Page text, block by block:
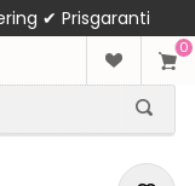
✔ Prisgaranti
0